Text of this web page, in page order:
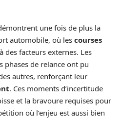
une fois de plus la
automobile, où les courses
des facteurs externes. Les
phases de relance ont pu
autres, renforçant leur
. Ces moments d’incertitude
et la bravoure requises pour
où l’enjeu est aussi bien